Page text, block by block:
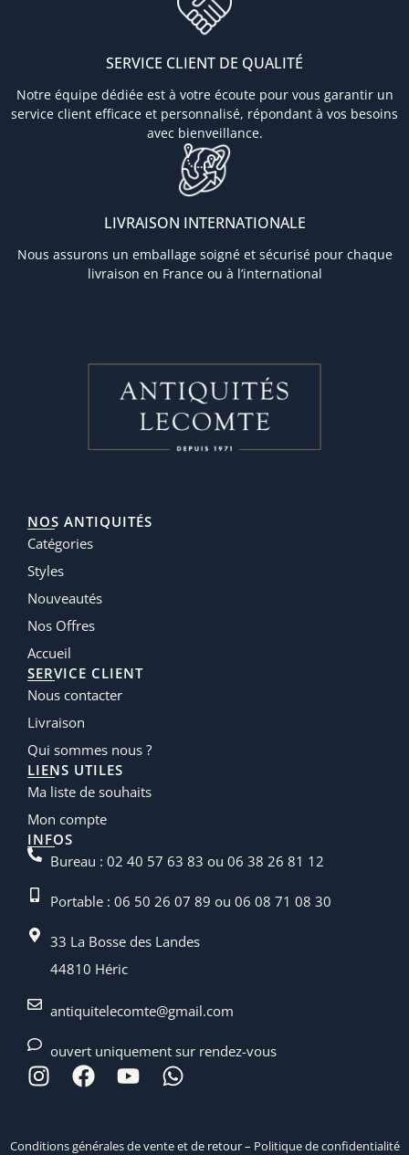
SERVICE CLIENT DE QUALITÉ
Notre équipe dédiée est à votre écoute pour vous garantir un
service client efficace et personnalisé, répondant à vos besoins
avec bienveillance.
LIVRAISON INTERNATIONALE
Nous assurons un emballage soigné et sécurisé pour chaque
livraison en France ou à l’international
NOS ANTIQUITÉS
Catégories
Styles
Nouveautés
Nos Offres
Accueil
SERVICE CLIENT
Nous contacter
Livraison
Qui sommes nous ?
LIENS UTILES
Ma liste de souhaits
Mon compte
INFOS
Bureau : 02 40 57 63 83 ou 06 38 26 81 12
Portable : 06 50 26 07 89 ou 06 08 71 08 30
33 La Bosse des Landes
44810 Héric
antiquitelecomte@gmail.com
ouvert uniquement sur rendez-vous
Conditions générales de venteet de retour – Politique de confidentialité